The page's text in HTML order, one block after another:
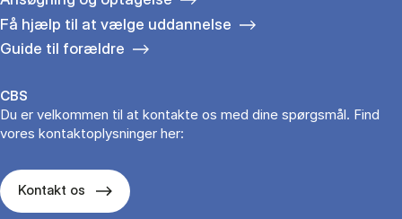
Få hjælp til at vælge uddannelse
Guide til forældre
CBS
Du er velkommen til at kontakte os med dine spørgsmål. Find
vores kontaktoplysninger her:
Kontakt os